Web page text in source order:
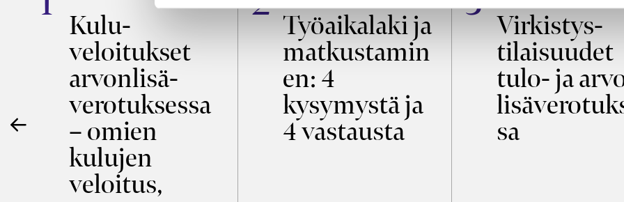
Kulu­
veloitukset
arvon­lisä­
verotuksessa
– omien
kulujen
veloitus,
Työaikalaki ja
matkustamin
en: 4
kysymystä ja
4 vastausta
Virkistys­
tilaisuudet
tulo- ja
sa